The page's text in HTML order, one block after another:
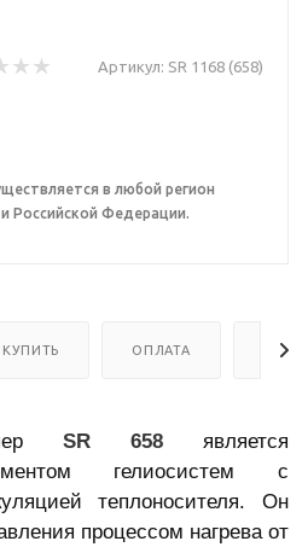
Артикул: SR 1168 (658)
в любой регион
Российской Федерации.
КУПИТЬ ОПЛАТА
SR 658 является
гелиосистем с
теплоносителя. Он
процессом нагрева от